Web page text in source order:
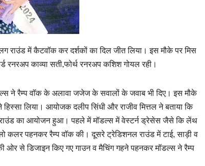
में कैटवॉक कर दर्शकों का दिल जीत लिया। इस मौके पर मिस
रनरअप काव्या सती,फोर्थ रनरअप कशिश गोयल रही।
ने रैम्प वॉक के अलावा जजेज के सवालों के जवाब भी दिए। इस मौके
हिस्सा लिया। आयोजक दलीप सिंधी और राजीव मित्तल ने बताया कि
राउंड का आयोजन हुआ। पहले में मॉडल्स में वेस्टर्न ड्रेसेस जैसे कि लेंथ
कलर पहनकर रैम्प वॉक की। दूसरे ट्रेडिशनल राउंड में टाई, साड़ी व
से डिजाइन किए गए गाउन व मैचिंग गहने पहनकर मॉडल्स ने रैम्प